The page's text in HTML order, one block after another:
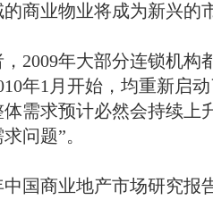
商业物业将成为新兴的
2009年大部分连锁机构
年1 月开始，均重新启
需求预计必然会持续上
问题”。
中国商业地产市场研究报